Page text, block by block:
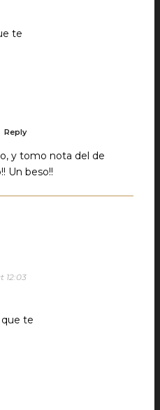
te
Reply
y tomo nota del de
Un beso!!
12:03
te